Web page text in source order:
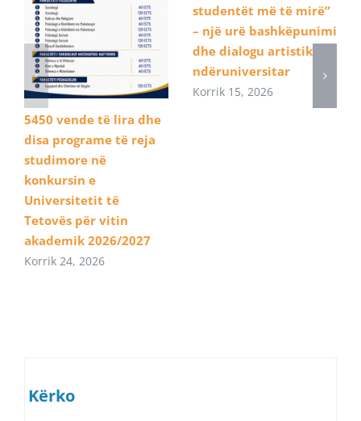
5450 vende të lira dhe
disa programe të reja
studimore në
konkursin e
Universitetit të
Tetovës për vitin
akademik 2026/2027
Korrik 24, 2026
studentët më të mirë”
– një urë bashkëpunimi
dhe dialogu artistik
ndëruniversitar
Korrik 15, 2026
Kërko